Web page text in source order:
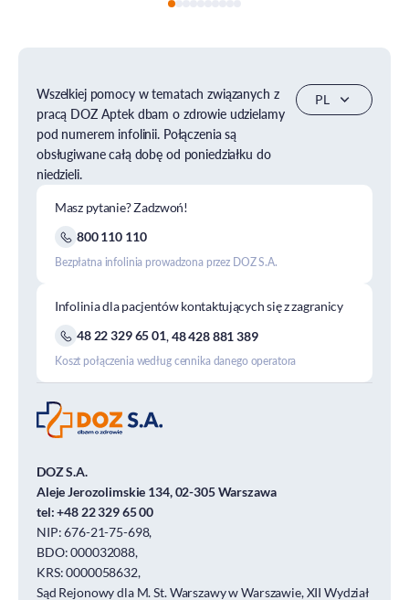
Wszelkiej pomocy w tematach związanych z
pracą DOZ Aptek dbam o zdrowie udzielamy
pod numerem infolinii. Połączenia są
obsługiwane całą dobę od poniedziałku do
niedzieli.
Masz pytanie? Zadzwoń!
800 110 110
Bezpłatna infolinia prowadzona przez DOZ S.A.
Infolinia dla pacjentów kontaktujących się z zagranicy
48 22 329 65 01,48 428 881 389
Koszt połączenia według cennika danego operatora
DOZ S.A.
Aleje Jerozolimskie 134, 02-305 Warszawa
tel:+48 22 329 65 00
NIP: 676-21-75-698,
BDO: 000032088,
KRS: 0000058632,
Sąd Rejonowy dla M. St. Warszawy w Warszawie, XII Wydział